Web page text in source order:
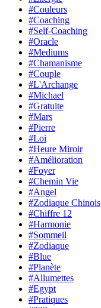
#Couleurs
#Coaching
#Self-Coaching
#Oracle
#Mediums
#Chamanisme
#Couple
#L'Archange
#Michael
#Gratuite
#Mars
#Pierre
#Loi
#Heure Miroir
#Amélioration
#Foyer
#Chemin Vie
#Angel
#Zodiaque Chinois
#Chiffre 12
#Harmonie
#Sommeil
#Zodiaque
#Blue
#Planète
#Allumettes
#Egypt
#Pratiques